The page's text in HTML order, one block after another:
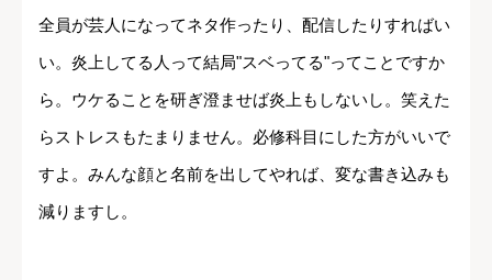
全員が芸人になってネタ作ったり、配信したりすればい
い。炎上してる人って結局"スベってる"ってことですか
ら。ウケることを研ぎ澄ませば炎上もしないし。笑えた
らストレスもたまりません。必修科目にした方がいいで
すよ。みんな顔と名前を出してやれば、変な書き込みも
減りますし。